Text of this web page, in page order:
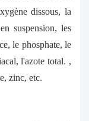
dissous, la
suspension, les
le phosphate, le
l'azote total. ,
zinc, etc.